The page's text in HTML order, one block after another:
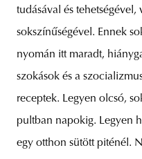
tudásával és
sokszínűségével. Ennek
nyomán itt maradt,
szokások és a
receptek. Legyen olcsó,
pultban napokig. Legyen
egy otthon sütött piténél.